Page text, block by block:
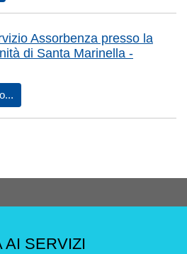
Assorbenza presso la
di Santa Marinella -
AI SERVIZI